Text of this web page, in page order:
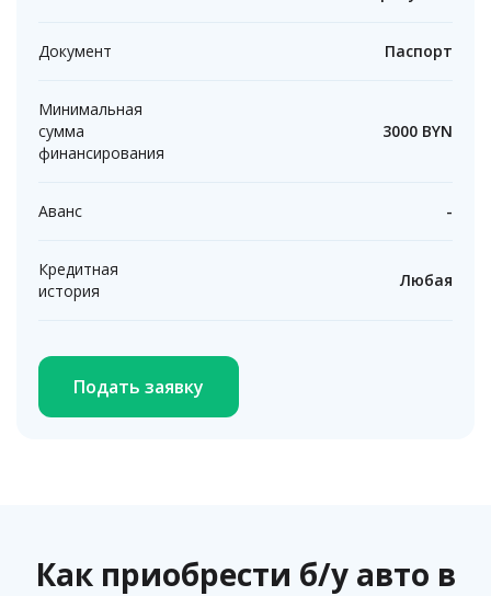
Документ Паспорт
Минимальная
сумма
финансирования
3000 BYN
Аванс -
Кредитная
история
Любая
Подать заявку
Как приобрести б/у авто в